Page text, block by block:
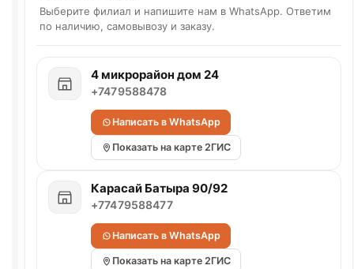
Выберите филиал и напишите нам в WhatsApp. Ответим
по наличию, самовывозу и заказу.
4 микрорайон дом 24
+7479588478
Написать в WhatsApp
Показать на карте 2ГИС
Карасай Батыра 90/92
+77479588477
Написать в WhatsApp
Показать на карте 2ГИС